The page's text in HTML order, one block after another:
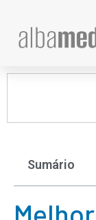
Sumário